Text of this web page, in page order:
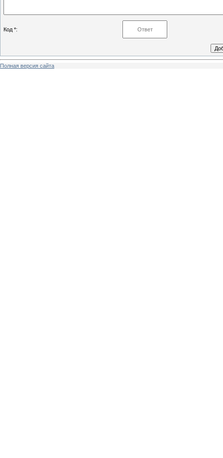
Код *:
Полная версия сайта